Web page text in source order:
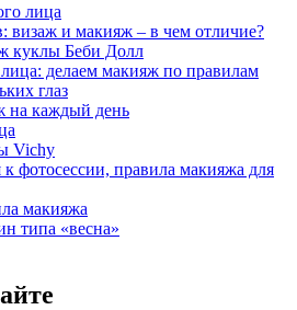
лица
визаж и макияж – в чем отличие?
куклы Беби Долл
делаем макияж по правилам
глаз
на каждый день
Vichy
к фотосессии, правила макияжа для
макияжа
типа «весна»